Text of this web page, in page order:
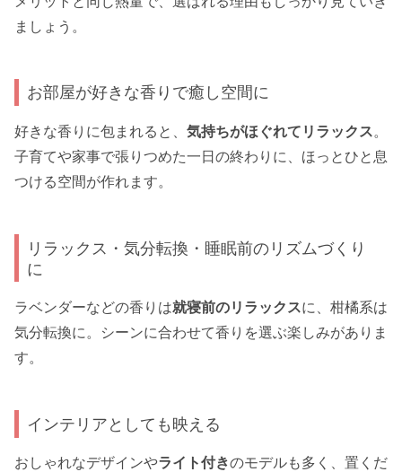
ましょう。
お部屋が好きな香りで癒し空間に
好きな香りに包まれると、 気持ちがほぐれてリラックス。
子育てや家事で張りつめた一日の終わりに、ほっとひと息
つける空間が作れます。
リラックス・気分転換・睡眠前のリズムづくり
に
ラベンダーなどの香りは就寝前のリラックスに、柑橘系は
気分転換に。シーンに合わせて香りを選ぶ楽しみがありま
す。
インテリアとしても映える
おしゃれなデザインやライト付きのモデルも多く、置くだ